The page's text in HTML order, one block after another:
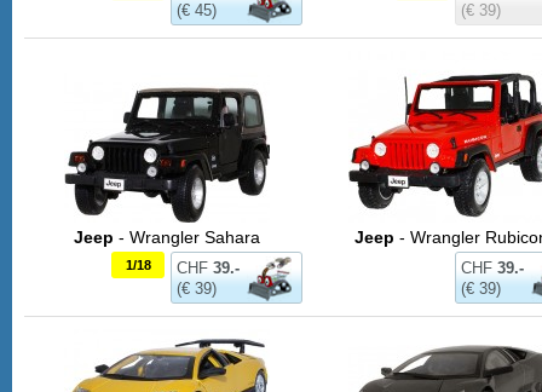
(€ 45)
(€ 39)
Jeep - Wrangler Sahara
CHF 39.-
(€ 39)
1/18
Jeep - Wrangler
CHF 39.-
(€ 39)